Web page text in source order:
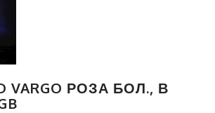
VARGO РОЗА БОЛ., В